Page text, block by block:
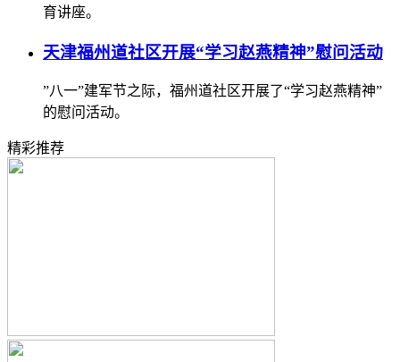
育讲座。
天津福州道社区开展“学习赵燕精神”慰问活动
”八一”建军节之际，福州道社区开展了“学习赵燕精神”
的慰问活动。
精彩推荐